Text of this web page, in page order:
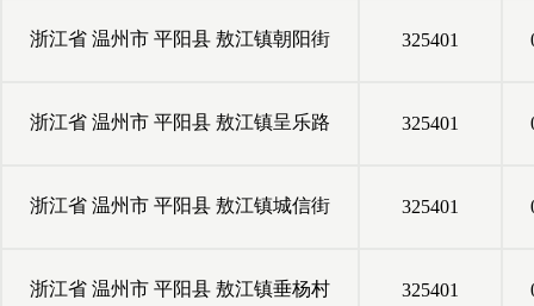
浙江省 温州市 平阳县 敖江镇朝阳街 325401
浙江省 温州市 平阳县 敖江镇呈乐路 325401
浙江省 温州市 平阳县 敖江镇城信街 325401
浙江省 温州市 平阳县 敖江镇垂杨村 325401